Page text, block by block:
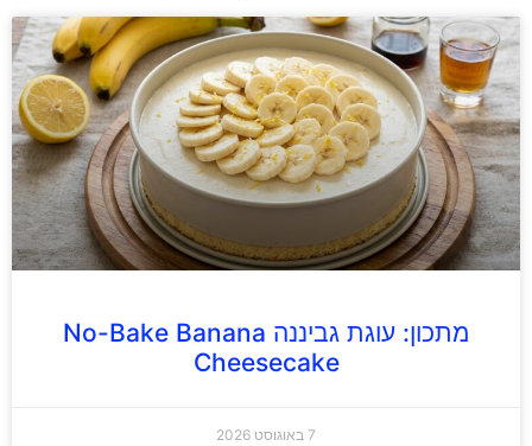
מתכון: עוגת גביננה No-Bake Banana
Cheesecake
7 באוגוסט 2026